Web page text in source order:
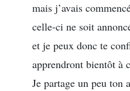
mais j’avais
celle-ci ne soit
et je peux donc te
apprendront bientôt à
Je partage un peu ton